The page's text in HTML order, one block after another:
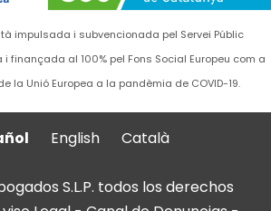
impulsada i subvencionada pel Servei Públic
finançada al 100% pel Fons Social Europeu com a
la Unió Europea a la pandèmia de COVID-19.
English Català
S.L.P. todos los derechos